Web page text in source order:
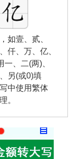
如壹、贰、
仟、万、亿、
、二(两)、
另(或0)填
中使用繁体
。